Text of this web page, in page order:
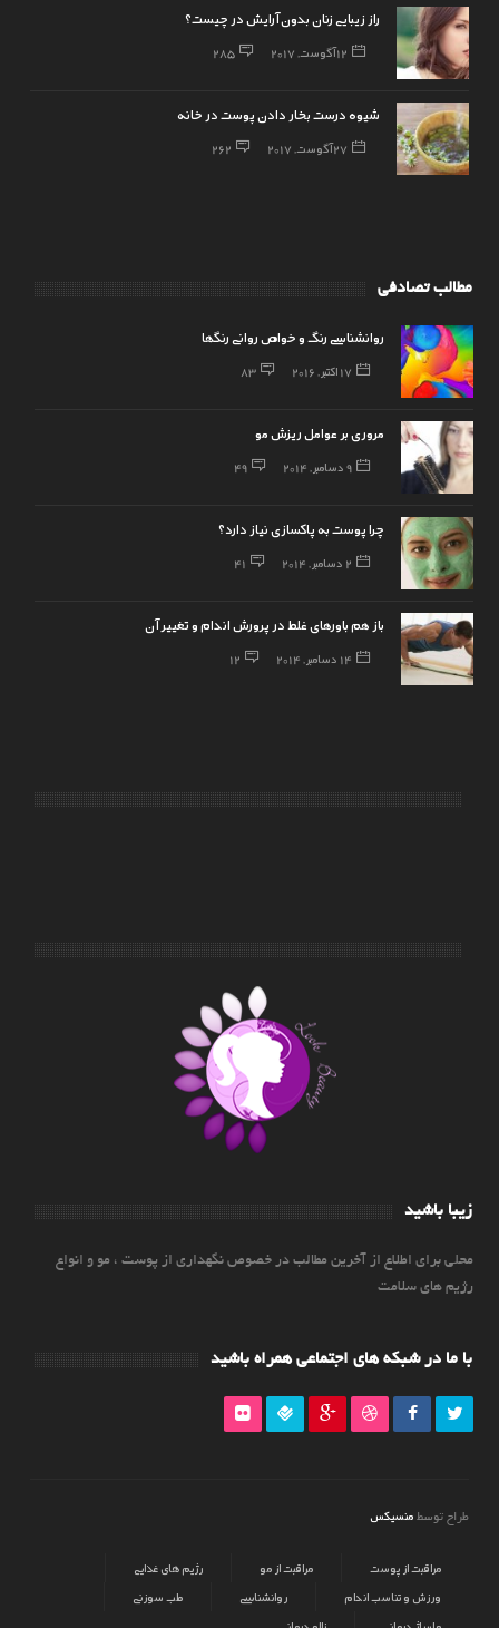
راز زیبایی زنان بدون آرایش در چیست؟
12 آگوست, 2017 285
شیوه درست بخار دادن پوست در خانه
27 آگوست, 2017 262
مطالب تصادفی
روانشناسی رنگ و خواص روانی رنگها
17 اکتبر, 2016 83
مروری بر عوامل ریزش مو
9 دسامبر, 2014 49
چرا پوست به پاکسازی نیاز دارد؟
2 دسامبر, 2014 41
باز هم ﺑﺎﻭﺭﻫﺎﯼ ﻏﻠﻂ ﺩﺭ ﭘﺮﻭﺭﺵ ﺍﻧﺪﺍﻡ ﻭ ﺗﻐﯿﯿﺮ ﺁﻥ
14 دسامبر, 2014 12
زیبا باشید
محلی برای اطلاع از آخرین مطالب در خصوص نگهداری از پوست ، مو و انواع
رژیم های سلامت
با ما در شبکه های اجتماعی همراه باشید
طراح توسط منسیکس
مراقبت از پوست مراقبت از مو
رژیم های غذایی
ورزش و تناسب اندام
روانشناسی
طب سوزنی